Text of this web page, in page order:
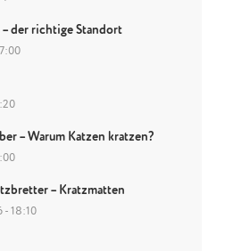
der richtige Standort
– Warum Katzen kratzen?
– Kratzmatten
- 18:10